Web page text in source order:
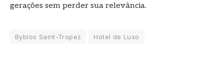
gerações sem perder sua relevância.
Byblos Saint-Tropez Hotel de Luxo